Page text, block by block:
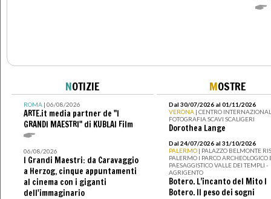
NOTIZIE
ROMA| 06/08/2026
ARTE.it media partner de "I
GRANDI MAESTRI" di KUBLAI Film
06/08/2026
I Grandi Maestri: da Caravaggio
a Herzog, cinque appuntamenti
al cinema con i giganti
dell'immaginario
MOSTRE
Dal 30/07/2026 al 01/11/2026
VERONA | CENTRO
FOTOGRAFIA SCAVI SCALIGERI
Dorothea Lange
Dal 24/07/2026 al 31/10/2026
PALERMO | PALAZZO BELMONTE
PALERMO I PARCO ARCHEOLOGICO
PAESAGGISTICO VALLE DEI TEMPLI -
AGRIGENTO
Botero. L’incanto del Mito I
Botero. Il peso dei sogni